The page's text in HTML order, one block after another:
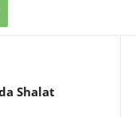
Shalat